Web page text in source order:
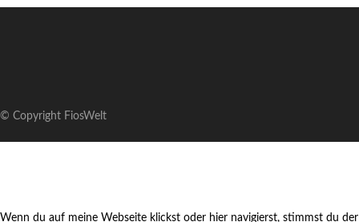
© Copyright FiosWelt
Wenn du auf meine Webseite klickst oder hier navigierst, stimmst du der